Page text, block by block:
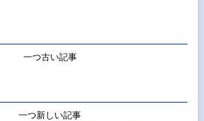
一つ古い記事
一つ新しい記事